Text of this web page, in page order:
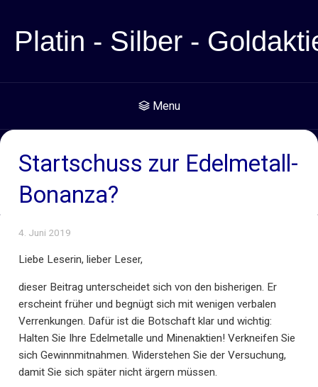
Platin - Silber -
Menu
Startschuss zur Edelmetall-
Bonanza?
4. Juni 2019
Liebe Leserin, lieber Leser,
dieser Beitrag unterscheidet sich von den bisherigen. Er
erscheint früher und begnügt sich mit wenigen verbalen
Verrenkungen. Dafür ist die Botschaft klar und wichtig:
Halten Sie Ihre Edelmetalle und Minenaktien! Verkneifen Sie
sich Gewinnmitnahmen. Widerstehen Sie der Versuchung,
damit Sie sich später nicht ärgern müssen.